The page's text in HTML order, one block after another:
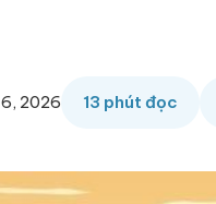
2026 13 phút đọc